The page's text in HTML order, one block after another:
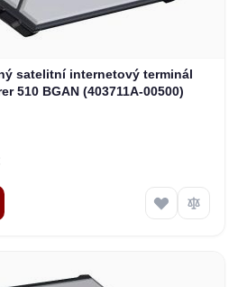
satelitní internetový terminál
510 BGAN (403711A-00500)